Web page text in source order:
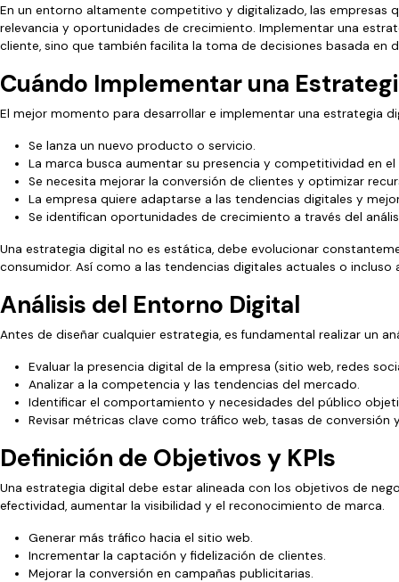
En un entorno altamente competitivo y digitalizado, las empresas
relevancia y oportunidades de crecimiento. Implementar una
cliente, sino que también facilita la toma de decisiones basada en
Cuándo Implementar una
El mejor momento para desarrollar e implementar una estrategia
Se lanza un nuevo producto o servicio.
La marca busca aumentar su presencia y competitividad en
Se necesita mejorar la conversión de clientes y optimizar
La empresa quiere adaptarse a las tendencias digitales y
Se identifican oportunidades de crecimiento a través del
Una estrategia digital no es estática, debe evolucionar
consumidor. Así como a las tendencias digitales actuales o incluso
Análisis del Entorno Digital
Antes de diseñar cualquier estrategia, es fundamental realizar un
Evaluar la presencia digital de la empresa (sitio web, redes
Analizar a la competencia y las tendencias del mercado.
Identificar el comportamiento y necesidades del público
Revisar métricas clave como tráfico web, tasas de conversión
Definición de Objetivos y KPIs
Una estrategia digital debe estar alineada con los objetivos de
efectividad, aumentar la visibilidad y el reconocimiento de marca.
Generar más tráfico hacia el sitio web.
Incrementar la captación y fidelización de clientes.
Mejorar la conversión en campañas publicitarias.